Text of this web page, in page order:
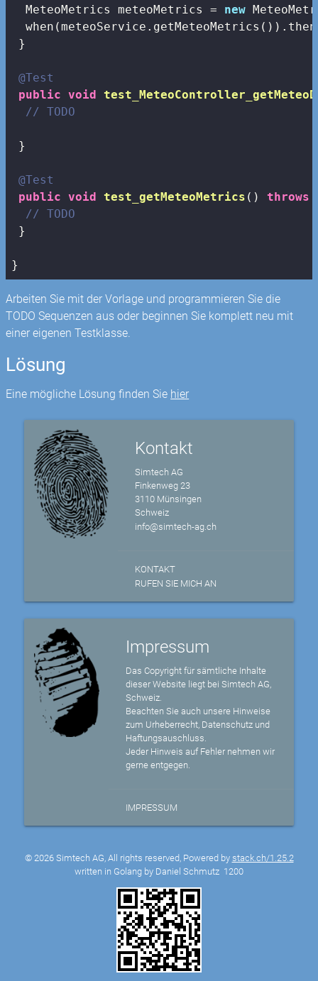
  MeteoMetrics meteoMetrics =
new
}
@Test
public void
// TODO
}
@Test
public void test_getMeteoMetrics () throws
// TODO
}
}
Arbeiten Sie mit der Vorlage und programmieren Sie die
TODO Sequenzen aus oder beginnen Sie komplett neu mit
einer eigenen Testklasse.
Lösung
Eine mögliche Lösung finden Sie hier
Kontakt
Simtech AG
Finkenweg 23
3110 Münsingen
Schweiz
info@simtech-ag.ch
KONTAKT
RUFEN SIE MICH AN
Impressum
Das Copyright für sämtliche Inhalte
dieser Website liegt bei Simtech AG,
Schweiz.
Beachten Sie auch unsere Hinweise
zum Urheberrecht, Datenschutz und
Haftungsauschluss.
Jeder Hinweis auf Fehler nehmen wir
gerne entgegen.
IMPRESSUM
© 2026 Simtech AG, All rights reserved, Powered by stack.ch/1.25.2
written in Golang by Daniel Schmutz 1200